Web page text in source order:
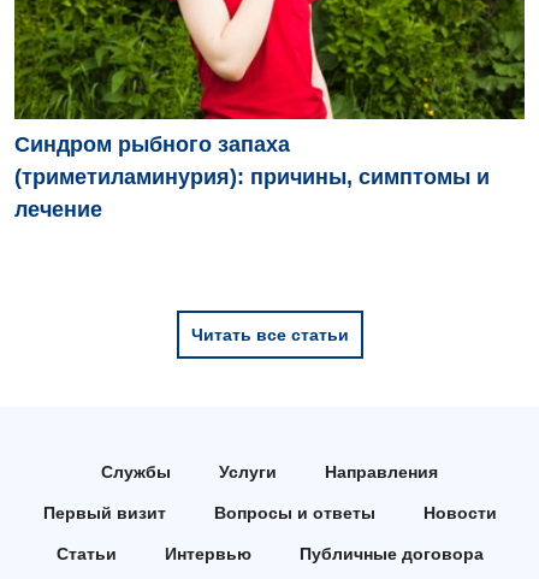
Синдром рыбного запаха
(триметиламинурия): причины, симптомы и
лечение
Читать все статьи
Службы Услуги Направления
Первый визит Вопросы и ответы Новости
Статьи Интервью Публичные договора